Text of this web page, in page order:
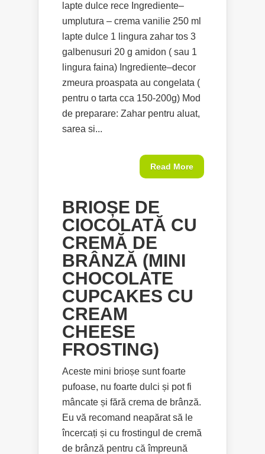
lapte dulce rece Ingrediente–
umplutura – crema vanilie 250 ml
lapte dulce 1 lingura zahar tos 3
galbenusuri 20 g amidon ( sau 1
lingura faina) Ingrediente–decor
zmeura proaspata au congelata (
pentru o tarta cca 150-200g) Mod
de preparare: Zahar pentru aluat,
sarea si...
Read More
BRIOȘE DE
CIOCOLATĂ CU
CREMĂ DE
BRÂNZĂ (MINI
CHOCOLATE
CUPCAKES CU
CREAM
CHEESE
FROSTING)
Aceste mini brioșe sunt foarte
pufoase, nu foarte dulci și pot fi
mâncate și fără crema de brânză.
Eu vă recomand neapărat să le
încercați și cu frostingul de cremă
de brânză pentru că împreună